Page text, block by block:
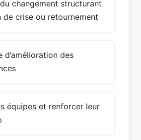
changement structurant
de crise ou retournement
d’amélioration des
équipes et renforcer leur